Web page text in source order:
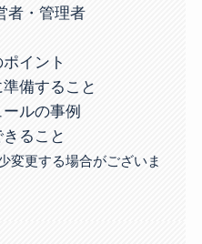
者・管理者
イント
備すること
ルの事例
ること
変更する場合がございま